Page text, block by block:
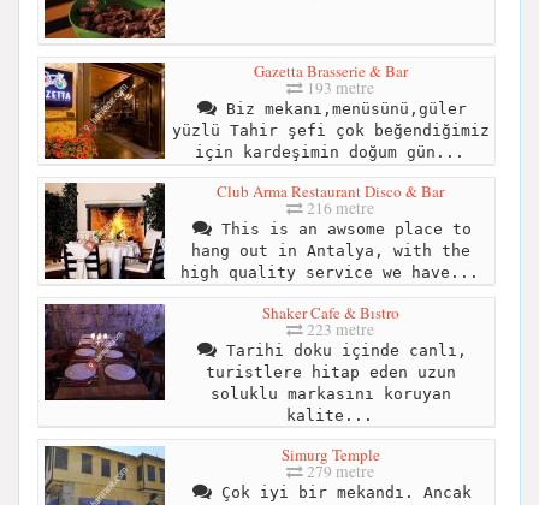
Gazetta Brasserie & Bar
193 metre
Biz mekanı,menüsünü,güler
yüzlü Tahir şefi çok beğendiğimiz
için kardeşimin doğum gün...
Club Arma Restaurant Disco & Bar
216 metre
This is an awsome place to
hang out in Antalya, with the
high quality service we have...
Shaker Cafe & Bıstro
223 metre
Tarihi doku içinde canlı,
turistlere hitap eden uzun
soluklu markasını koruyan
kalite...
Simurg Temple
279 metre
Çok iyi bir mekandı. Ancak